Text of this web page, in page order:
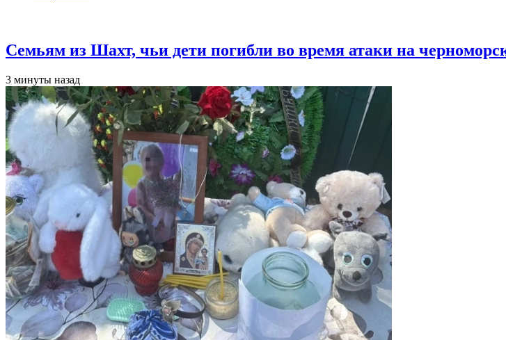
Семьям из Шахт, чьи дети погибли во время атаки на
3 минуты назад